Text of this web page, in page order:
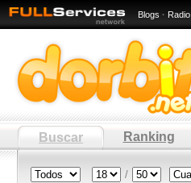
Blogs · Radio
Buscar Ranking
/